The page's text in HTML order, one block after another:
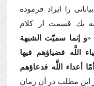
را ایراد فرموده
یك قسمت از كلام
«و إنما سمیّت الشبهة
اللَّه فضیاؤهم فیها
أعداء اللَّه فدعاؤهم
این مطلب در آن زمان